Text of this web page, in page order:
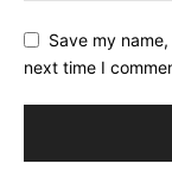
Save my
next time I